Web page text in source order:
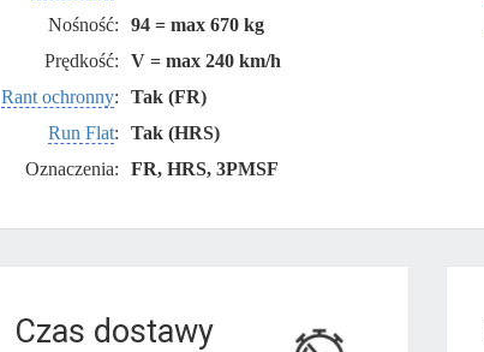
Nośność:
94 = max 670 kg
Prędkość:
V = max 240 km/h
Rant ochronny:
Tak (FR)
Run Flat:
Tak (HRS)
Oznaczenia:
FR, HRS, 3PMSF
Czas dostawy